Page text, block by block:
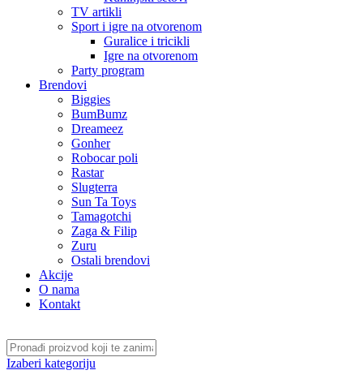
TV artikli
Sport i igre na otvorenom
Guralice i tricikli
Igre na otvorenom
Party program
Brendovi
Biggies
BumBumz
Dreameez
Gonher
Robocar poli
Rastar
Slugterra
Sun Ta Toys
Tamagotchi
Zaga & Filip
Zuru
Ostali brendovi
Akcije
O nama
Kontakt
Izaberi kategoriju